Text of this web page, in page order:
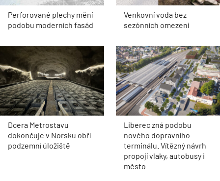
Perforované plechy mění
podobu moderních fasád
Venkovní voda bez
sezónních omezení
Dcera Metrostavu
dokončuje v Norsku obří
podzemní úložiště
Liberec zná podobu
nového dopravního
terminálu. Vítězný návrh
propojí vlaky, autobusy i
město